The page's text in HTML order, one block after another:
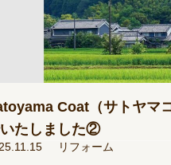
Coat（サトヤマ
たしました②
リフォーム